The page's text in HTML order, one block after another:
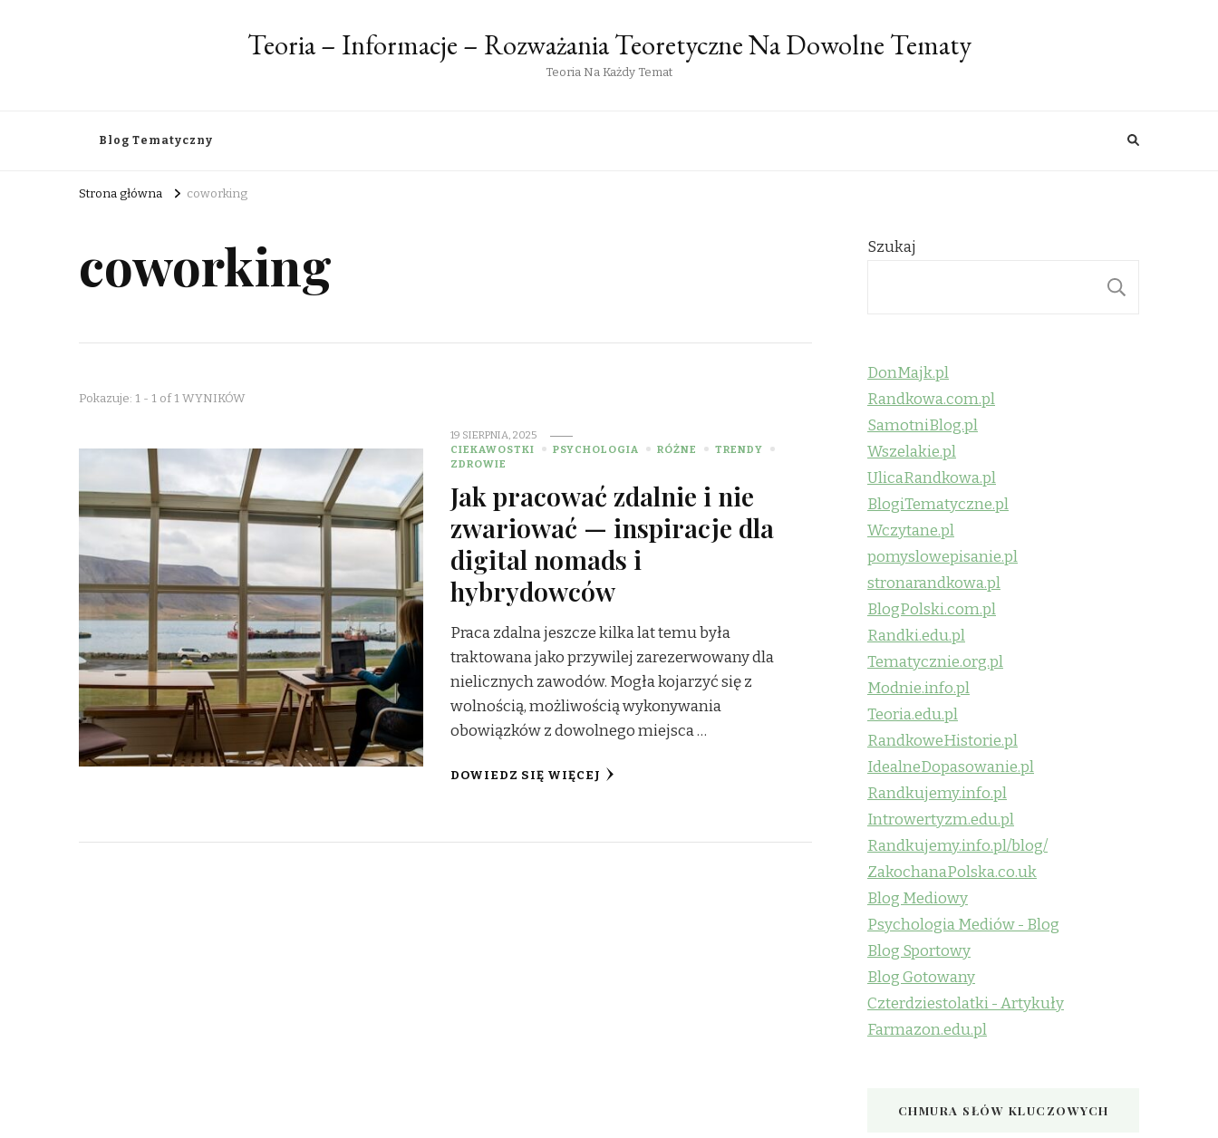
Teoria – Informacje – Rozważania Teoretyczne Na Dowolne Tematy
Teoria Na Każdy Temat
Blog Tematyczny
Strona główna coworking
coworking
Pokazuje: 1 - 1 of 1 WYNIKÓW
19 SIERPNIA, 2025
CIEKAWOSTKI
PSYCHOLOGIA RÓŻNE
TRENDY
ZDROWIE
Jak pracować zdalnie i nie
zwariować — inspiracje dla
digital nomads i
hybrydowców
Praca zdalna jeszcze kilka lat temu była
traktowana jako przywilej zarezerwowany dla
nielicznych zawodów. Mogła kojarzyć się z
wolnością, możliwością wykonywania
obowiązków z dowolnego miejsca …
DOWIEDZ SIĘ WIĘCEJ
Szukaj
DonMajk.pl
Randkowa.com.pl
SamotniBlog.pl
Wszelakie.pl
UlicaRandkowa.pl
BlogiTematyczne.pl
Wczytane.pl
pomyslowepisanie.pl
stronarandkowa.pl
BlogPolski.com.pl
Randki.edu.pl
Tematycznie.org.pl
Modnie.info.pl
Teoria.edu.pl
RandkoweHistorie.pl
IdealneDopasowanie.pl
Randkujemy.info.pl
Introwertyzm.edu.pl
Randkujemy.info.pl/blog/
ZakochanaPolska.co.uk
Blog Mediowy
Psychologia Mediów - Blog
Blog Sportowy
Blog Gotowany
Czterdziestolatki - Artykuły
Farmazon.edu.pl
CHMURA SŁÓW KLUCZOWYCH